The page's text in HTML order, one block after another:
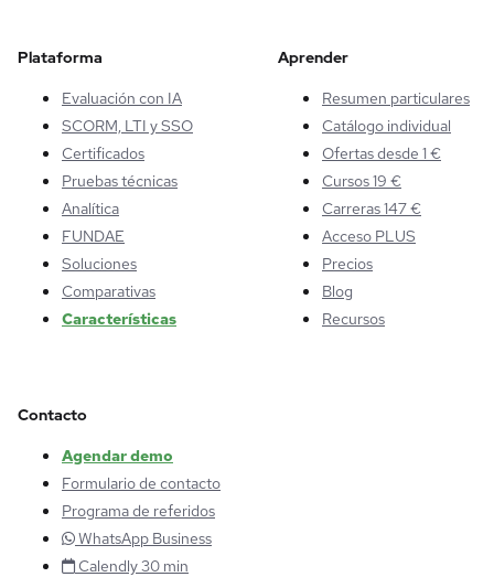
Plataforma
Evaluación con IA
SCORM, LTI y SSO
Certificados
Pruebas técnicas
Analítica
FUNDAE
Soluciones
Comparativas
Características
Aprender
Resumen particulares
Catálogo individual
Ofertas desde 1 €
Cursos 19 €
Carreras 147 €
Acceso PLUS
Precios
Blog
Recursos
Contacto
Agendar demo
Formulario de contacto
Programa de referidos
WhatsApp Business
Calendly 30 min